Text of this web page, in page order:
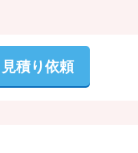
積り依頼